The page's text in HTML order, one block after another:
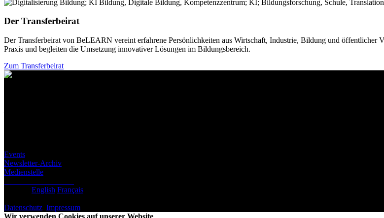
Der Transferbeirat
Der Transferbeirat von BeLEARN vereint erfahrene Persönlichkeiten aus Wirtschaft, Industrie, Bildung und öffentlicher
Praxis und begleiten die Umsetzung innovativer Lösungen im Bildungsbereich.
Zum Transferbeirat
Events
Newsletter-Archiv
Medienstelle
English Français
Datenschutz Impressum